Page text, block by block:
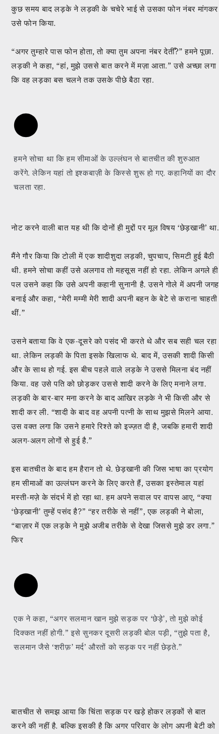
कुछ समय बाद लड़के ने लड़की के चचेरे भाई से उसका फोन नंबर मांगकर
उसे फोन किया.
“अगर तुम्हारे पास फोन होता, तो क्या तुम अपना नंबर देतीँ?” हमने पूछा.
लड़की ने कहा, “हां, मुझे उससे बात करने में मज़ा आता.” उसे अच्छा लगा
कि वह लड़का बस चलने तक उसके पीछे बैठा रहा.
हमने सोचा था कि हम सीमाओं के उल्लंघन से बातचीत की शुरुआत
करेंगे. लेकिन यहां तो इश्कबाज़ी के किस्से शुरू हो गए. कहानियों का दौर
चलता रहा.
नोट करने वाली बात यह थी कि दोनों ही मुद्दों पर मूल विषय ‘छेड़खानी’ था.
मैंने गौर किया कि टोली में एक शादीशुदा लड़की, चुपचाप, सिमटी हुई बैठी
थी. हमने सोचा कहीं उसे अलगाव तो महसूस नहीं हो रहा. लेकिन अगले ही
पल उसने कहा कि उसे अपनी कहानी सुनानी है. उसने गोले में अपनी जगह
बनाई और कहा, “मेरी मम्मी मेरी शादी अपनी बहन के बेटे से कराना चाहती
थीं.”
उसने बताया कि वे एक-दूसरे को पसंद भी करते थे और सब सही चल रहा
था. लेकिन लड़की के पिता इसके खिलाफ थे. बाद में, उसकी शादी किसी
और के साथ हो गई. इस बीच पहले वाले लड़के ने उससे मिलना बंद नहीं
किया. वह उसे पति को छोड़कर उससे शादी करने के लिए मनाने लगा.
लड़की के बार-बार मना करने के बाद आखिर लड़के ने भी किसी और से
शादी कर ली. “शादी के बाद वह अपनी पत्नी के साथ मुझसे मिलने आया.
उस वक्त लगा कि उसने हमारे रिश्ते को इज्ज़त दी है, जबकि हमारी शादी
अलग-अलग लोगों से हुई है.”
इस बातचीत के बाद हम हैरान तो थे. छेड़खानी की जिस भाषा का प्रयोग
हम सीमाओं का उल्लंघन करने के लिए करते हैं, उसका इस्तेमाल यहां
मस्ती-मज़े के संदर्भ में हो रहा था. हम अपने सवाल पर वापस आए, “क्या
‘छेड़खानी’ तुम्हें पसंद है?” “हर तरीके से नहीं”, एक लड़की ने बोला,
“बाज़ार में एक लड़के ने मुझे अजीब तरीके से देखा जिससे मुझे डर लगा.”
फिर
एक ने कहा, “अगर सलमान खान मुझे सड़क पर ‘छेड़े’, तो मुझे कोई
दिक्कत नहीं होगी.” इसे सुनकर दूसरी लड़की बोल पड़ी, “तुझे पता है,
सलमान जैसे ‘शरीफ़’ मर्द’ औरतों को सड़क पर नहीं छेड़ते.”
बातचीत से समझ आया कि चिंता सड़क पर खड़े होकर लड़कों से बात
करने की नहीं है. बल्कि इसकी है कि अगर परिवार के लोग अपनी बेटी को